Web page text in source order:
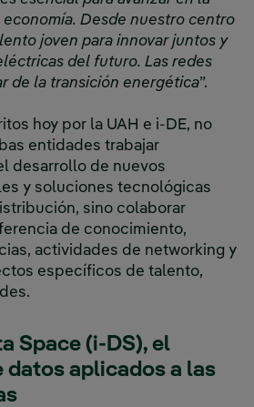
Desde nuestro centro
joven para innovar juntos y
del futuro. Las redes
de la transición energética”.
hoy por la UAH e i-DE, no
entidades trabajar
desarrollo de nuevos
y soluciones tecnológicas
sino colaborar
de conocimiento,
actividades de networking y
específicos de talento,
Space (i-DS), el
datos aplicados a las